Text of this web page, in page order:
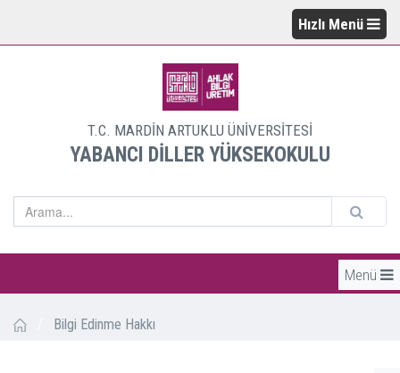
Hızlı Menü
T.C. MARDİN ARTUKLU ÜNİVERSİTESİ
YABANCI DİLLER YÜKSEKOKULU
Menü
Bilgi Edinme Hakkı